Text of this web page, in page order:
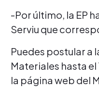
-Por último, la EP
Serviu que
Puedes postular a
Materiales hasta el
la página web del